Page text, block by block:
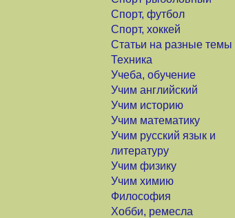
Спорт, футбол
Спорт, хоккей
Статьи на разные темы
Техника
Учеба, обучение
Учим английский
Учим историю
Учим математику
Учим русский язык и
литературу
Учим физику
Учим химию
Философия
Хобби, ремесла